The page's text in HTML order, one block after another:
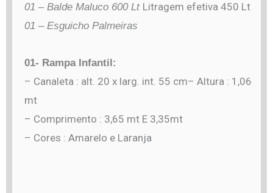
01 – Balde Maluco 600 Lt Litragem efetiva 450 Lt
01 – Esguicho Palmeiras
01- Rampa Infantil:
– Canaleta : alt. 20 x larg. int. 55 cm– Altura : 1,06
mt
– Comprimento : 3,65 mt E 3,35mt
– Cores : Amarelo e Laranja